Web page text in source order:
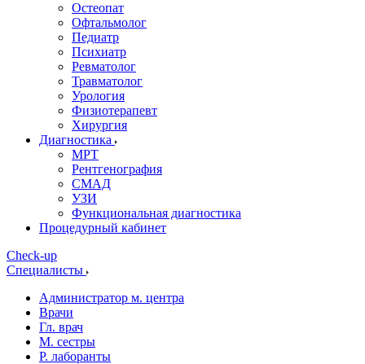
Остеопат
Офтальмолог
Педиатр
Психиатр
Ревматолог
Травматолог
Урология
Физиотерапевт
Хирургия
Диагностика
МРТ
Рентгенография
СМАД
УЗИ
Функциональная диагностика
Процедурный кабинет
Cheсk-up
Специалисты
Администратор м. центра
Врачи
Гл. врач
М. сестры
Р. лаборанты